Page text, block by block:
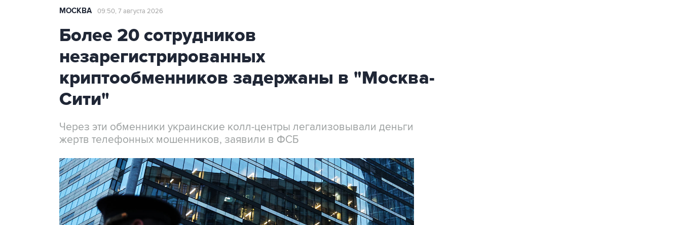
МОСКВА 09:50, 7 августа 2026
Более 20 сотрудников
незарегистрированных
криптообменников задержаны в "Москва-
Сити"
Через эти обменники украинские колл-центры легализовывали деньги
жертв телефонных мошенников, заявили в ФСБ